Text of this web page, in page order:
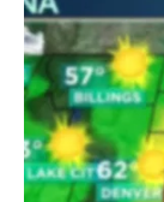
Device danas
projekat,
Na poslu, vaša
U ljubavi,